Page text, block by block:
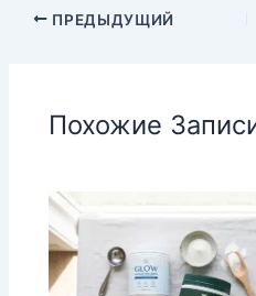
ПРЕДЫДУЩИЙ
Похожие